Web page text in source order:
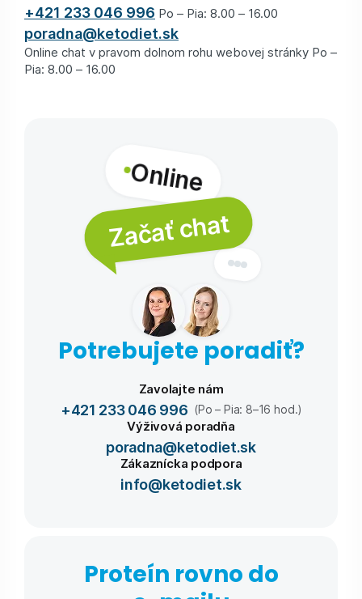
+421 233 046 996 Po – Pia: 8.00 – 16.00
poradna@ketodiet.sk
Online chat v pravom dolnom rohu webovej stránky Po –
Pia: 8.00 – 16.00
Online
Začať chat
Potrebujete poradiť?
Zavolajte nám
+421 233 046 996 (Po – Pia: 8–16 hod.)
Výživová poradňa
poradna@ketodiet.sk
Zákaznícka podpora
info@ketodiet.sk
Proteín rovno do